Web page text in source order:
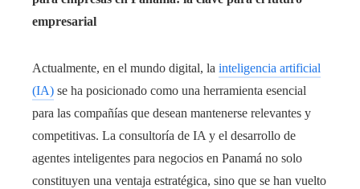
empresarial
Actualmente, en el mundo digital, la inteligencia artificial
(IA) se ha posicionado como una herramienta esencial
para las compañías que desean mantenerse relevantes y
competitivas. La consultoría de IA y el desarrollo de
agentes inteligentes para negocios en Panamá no solo
constituyen una ventaja estratégica, sino que se han vuelto